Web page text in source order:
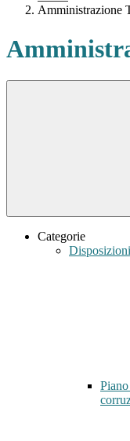
Amministrazione
Categorie